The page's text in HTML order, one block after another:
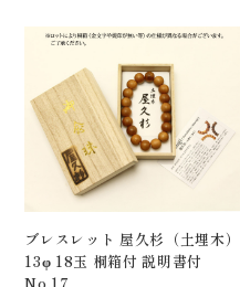
ブレスレット 屋久杉（土埋木）
13φ 18玉 桐箱付 説明書付
No.17